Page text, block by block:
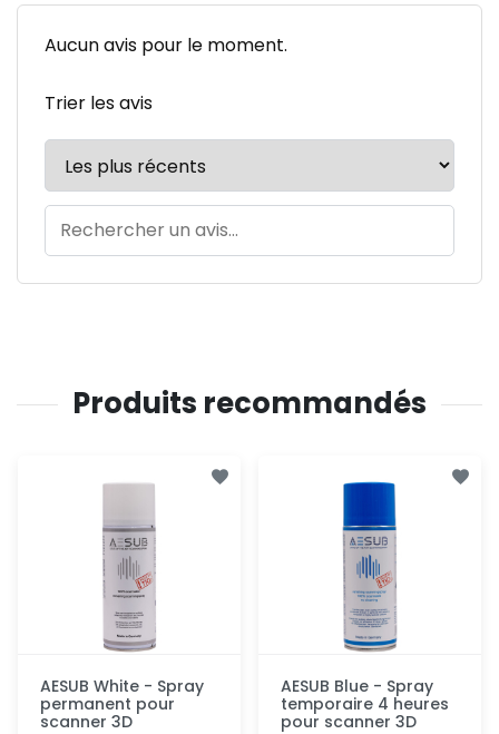
Aucun avis pour le moment.
Trier les avis
Produits recommandés
AESUB White - Spray
permanent pour
scanner 3D
AESUB Blue - Spray
temporaire 4 heures
pour scanner 3D